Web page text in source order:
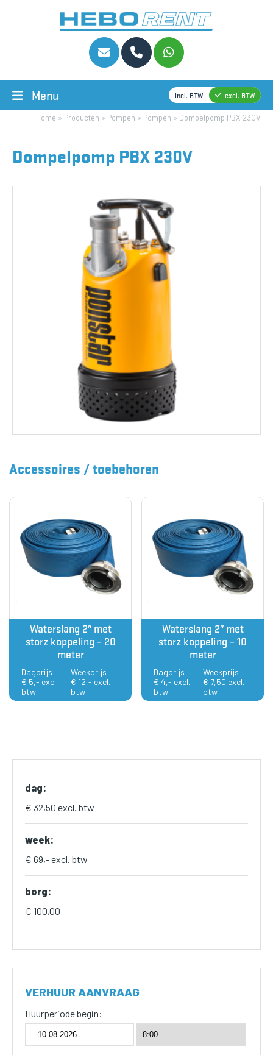
Menu incl. BTW excl. BTW
Home » Producten » Pompen » Pompen » Dompelpomp PBX 230V
Dompelpomp PBX 230V
Accessoires / toebehoren
Waterslang 2″ met
storz koppeling – 20
meter
Dagprijs
€ 5,- excl.
btw
Weekprijs
€ 12,- excl.
btw
Waterslang 2″ met
storz koppeling – 10
meter
Dagprijs
€ 4,- excl.
btw
Weekprijs
€ 7,50 excl.
btw
dag:
€ 32,50 excl. btw
week:
€ 69,- excl. btw
borg:
€ 100,00
VERHUUR AANVRAAG
Huurperiode begin: